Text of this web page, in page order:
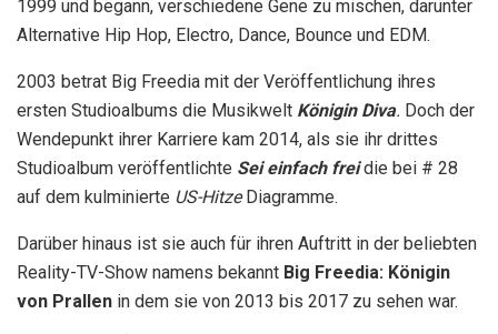
1999 und begann, verschiedene Gene zu mischen, darunter
Alternative Hip Hop, Electro, Dance, Bounce und EDM.
2003 betrat Big Freedia mit der Veröffentlichung ihres
ersten Studioalbums die Musikwelt Königin Diva. Doch der
Wendepunkt ihrer Karriere kam 2014, als sie ihr drittes
Studioalbum veröffentlichte Sei einfach freidie bei # 28
auf dem kulminierte US-HitzeDiagramme.
Darüber hinaus ist sie auch für ihren Auftritt in der beliebten
Reality-TV-Show namens bekannt Big Freedia: Königin
von Prallen in dem sie von 2013 bis 2017 zu sehen war.